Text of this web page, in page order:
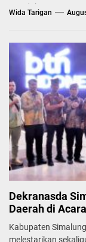
mendukung...
Wida Tarigan
Dekranasda
Daerah di
Kabupaten
melestarikan